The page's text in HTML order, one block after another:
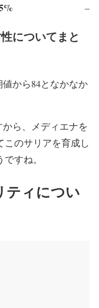
–
についてまと
から84となかなか
ら、メディエナを
のサリアを育成し
すね。
ティについ